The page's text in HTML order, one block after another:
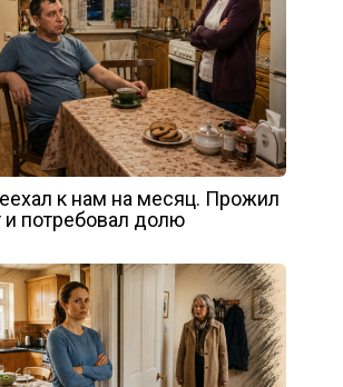
к нам на месяц. Прожил
и потребовал долю